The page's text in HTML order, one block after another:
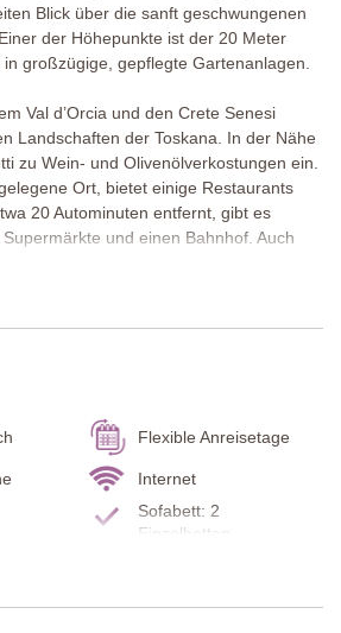
Blick über die sanft geschwungenen
der Höhepunkte ist der 20 Meter
großzügige, gepflegte Gartenanlagen.
Val d’Orcia und den Crete Senesi
Landschaften der Toskana. In der Nähe
zu Wein- und Olivenölverkostungen ein.
Ort, bietet einige Restaurants
20 Autominuten entfernt, gibt es
und einen Bahnhof. Auch
Brunello-Wein, ist in etwa einer
ist von weitläufigen, sorgfältig
Panoramaterrasse im
ein, die toskanische Landschaft im
Villa mit stilvoller toskanischer
Holzbalkendecken und dekorierte
und antike Möbel sorgen für ein
Flexible Anreisetage
Internet
Sofabett: 2
Einzelbetten